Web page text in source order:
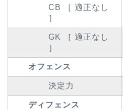
CB ［ 適正なし
］
GK ［ 適正なし
］
オフェンス
決定力
ディフェンス